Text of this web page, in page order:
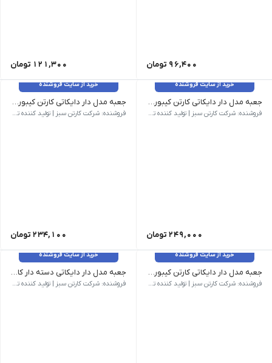
96,400 تومان 121,300 تومان
خرید از سایت فروشنده
جعبه مدل دار دایکاتی کارتن کیبوردی کد CS-D27-08 وزن 350 گرم | ابعاد بیرونی 550 × 410 × 100 میلی‌متر | نام کالا جعبه مدل دار دایکاتی کارتن کیبوردی کد CS-D27-08 | شناسه محصول CS-D27-08 | مدل فنی D27 | روش ساخت دایکاتی | تعداد لایه سه لایه | نوع فلوت B | رنگ رویه قهوه ای | کیفیت درجه یک
فروشنده: شرکت کارتن سبز | تولید کننده تخصصی کارتن و جعبه
249,000 تومان
خرید از سایت فروشنده
جعبه مدل دار دایکاتی کارتن کیبوردی کد CS-D27-09 وزن 350 گرم | ابعاد بیرونی 550 × 410 × 80 میلی‌متر | نام کالا جعبه مدل دار دایکاتی کارتن کیبوردی کد CS-D27-09 | شناسه محصول CS-D27-09 | مدل فنی D27 | روش ساخت دایکاتی | تعداد لایه سه لایه | نوع فلوت B | رنگ رویه قهوه ای | کیفیت درجه یک
فروشنده: شرکت کارتن سبز | تولید کننده تخصصی کارتن و جعبه
234,100 تومان
خرید از سایت فروشنده
جعبه مدل دار دایکاتی کارتن کیبوردی کد CS-D27-10 وزن 50 گرم | ابعاد بیرونی 100 × 112 × 77 میلی‌متر | نام کالا جعبه مدل دار دایکاتی کارتن کیبوردی کد CS-D27-10 | شناسه محصول CS-D27-10 | مدل فنی D27 | روش ساخت دایکاتی | تعداد لایه سه لایه | نوع فلوت E | رنگ رویه قهوه ای | کیفیت درجه یک
فروشنده: شرکت کارتن سبز | تولید کننده تخصصی کارتن و جعبه
خرید از سایت فروشنده
جعبه مدل دار دایکاتی دسته دار کارتن کیبوردی کد CS-D27-11 وزن 293 گرم | ابعاد بیرونی 350 × 300 × 125 میلی‌متر | نام کالا جعبه مدل دار دایکاتی دسته دار کارتن کیبوردی کد CS-D27-11 | شناسه محصول CS-D27-11 | مدل فنی D27 | روش ساخت دایکاتی | تعداد لایه سه لایه | نوع فلوت B | رنگ رویه قهوه ای | کیفیت درجه یک
فروشنده: شرکت کارتن سبز | تولید کننده تخصصی کارتن و جعبه